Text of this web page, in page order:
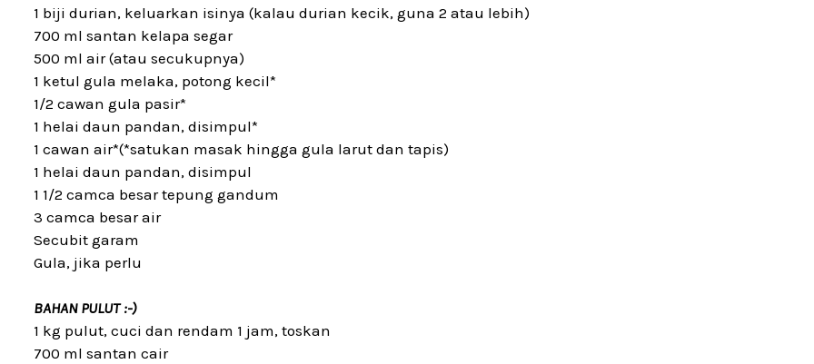
1 biji durian, keluarkan isinya (kalau durian kecik, guna 2 atau lebih)
700 ml santan kelapa segar
500 ml air (atau secukupnya)
1 ketul gula melaka, potong kecil*
1/2 cawan gula pasir*
1 helai daun pandan, disimpul*
1 cawan air*(*satukan masak hingga gula larut dan tapis)
1 helai daun pandan, disimpul
1 1/2 camca besar tepung gandum
3 camca besar air
Secubit garam
Gula, jika perlu
BAHAN PULUT :-)
1 kg pulut, cuci dan rendam 1 jam, toskan
700 ml santan cair